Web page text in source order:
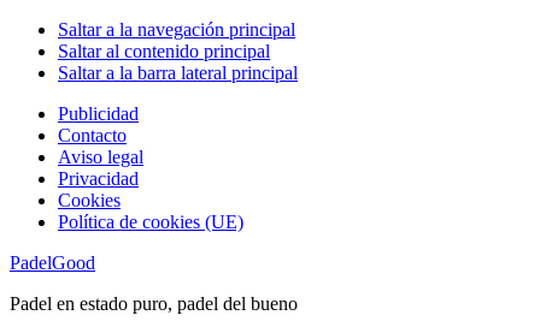
Saltar a la navegación principal
Saltar al contenido principal
Saltar a la barra lateral principal
Publicidad
Contacto
Aviso legal
Privacidad
Cookies
Política de cookies (UE)
PadelGood
Padel en estado puro, padel del bueno